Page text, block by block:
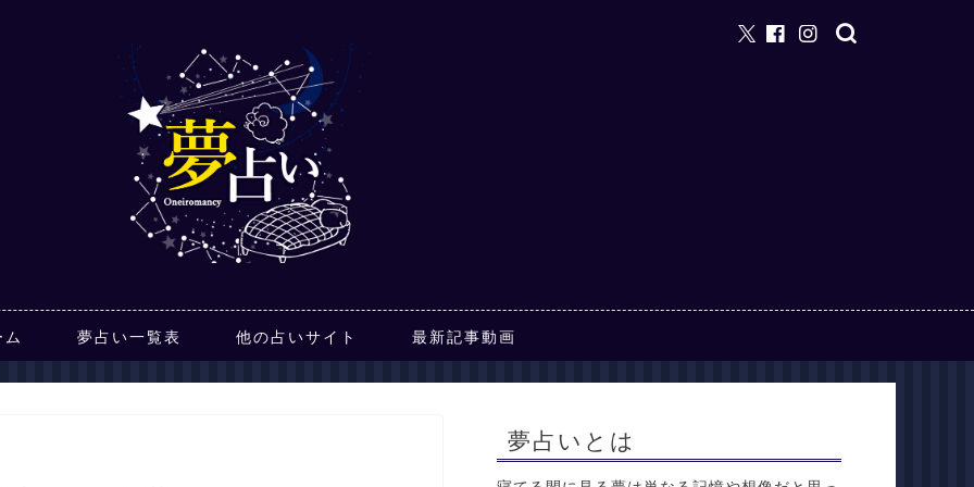
ム 夢占い一覧表 他の占いサイト 最新記事動画
夢占いとは